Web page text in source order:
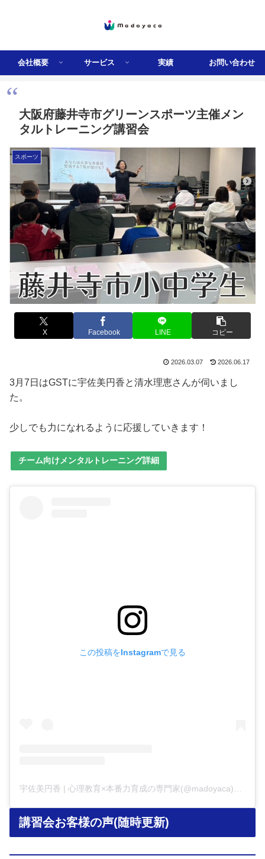
会社概要 サービス 実績 お問い合わせ
大阪府藤井寺市グリーンスポーツ主催メン
タルトレーニング講習会
スポーツ
X Facebook LINE コピー
2026.03.07 2026.06.17
3月7日はGSTに宇佐美円香と清水理恵さんが伺いまし
た。
少しでも力になれるように応援していきます！
チーム向けメンタルトレーニング詳細
この投稿をInstagramで見る
宇佐美円香 | 心理教育×本番力育成の専門家(@madoyaca)がシェアした投稿
講習会お客様の声(随時更新)